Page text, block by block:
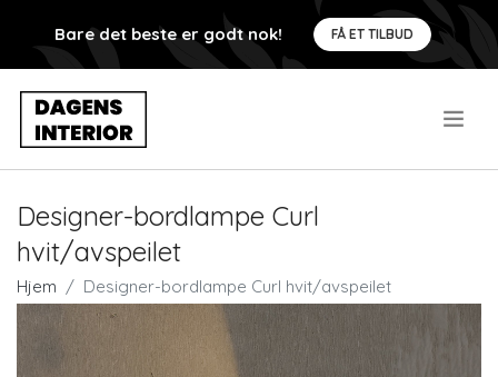
Bare det beste er godt nok! FÅ ET TILBUD
Designer-bordlampe Curl
hvit/avspeilet
Hjem Designer-bordlampe Curl hvit/avspeilet